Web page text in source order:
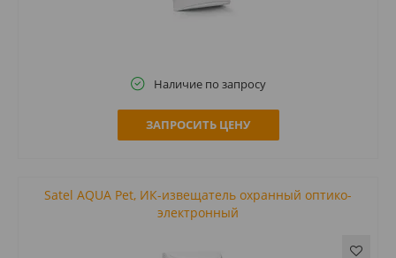
Наличие по запросу
ЗАПРОСИТЬ ЦЕНУ
Satel AQUA Pet, ИК-извещатель охранный оптико-
электронный